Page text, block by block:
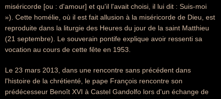
miséricorde [ou : d'amour] et qu'il l'avait choisi, il lui dit : Suis-moi
»). Cette homélie, où il est fait allusion à la miséricorde de Dieu, est
reproduite dans la liturgie des Heures du jour de la saint Matthieu
(21 septembre). Le souverain pontife explique avoir ressenti sa
vocation au cours de cette fête en 1953.
Le 23 mars 2013, dans une rencontre sans précédent dans
l'histoire de la chrétienté, le pape François rencontre son
prédécesseur Benoît XVI à Castel Gandolfo lors d'un échange de